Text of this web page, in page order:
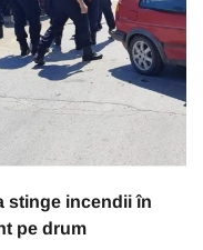
stinge incendii în
pe drum